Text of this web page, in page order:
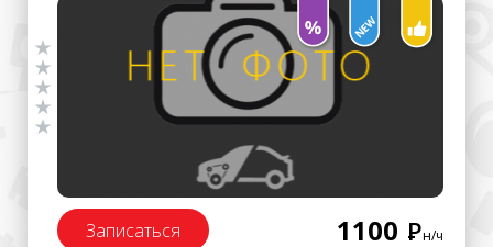
Записаться 1100 Рн/ч